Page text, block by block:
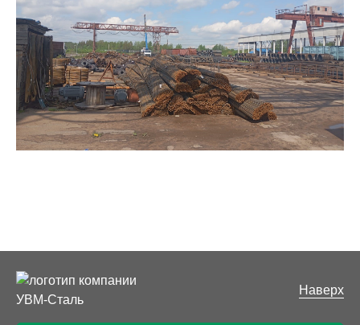
Наверх